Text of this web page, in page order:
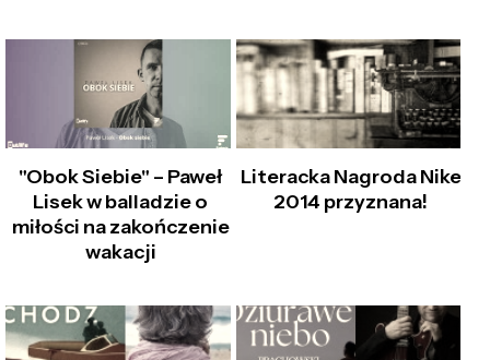
"Obok Siebie" – Paweł
Lisek w balladzie o
miłości na zakończenie
wakacji
Literacka Nagroda Nike
2014 przyznana!